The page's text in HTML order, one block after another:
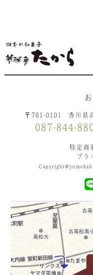
〒761-0101 香川県
087-844-
特定商
プラ